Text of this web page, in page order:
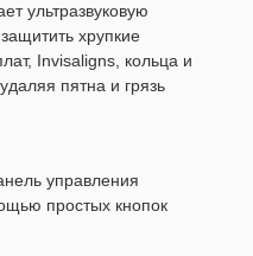
ультразвуковую
хрупкие
Invisaligns, кольца и
пятна и грязь
управления
простых кнопок